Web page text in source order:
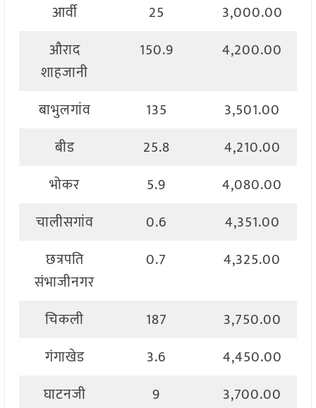
आर्वी
25
3,000.00
औराद
शाहजानी
150.9 4,200.00
बाभुलगांव 135
3,501.00
बीड
25.8
4,210.00
भोकर
5.9
4,080.00
चालीसगांव
0.6
4,351.00
छत्रपति
संभाजीनगर
0.7 4,325.00
चिकली 187
3,750.00
गंगाखेड
3.6
4,450.00
घाटनजी
9
3,700.00